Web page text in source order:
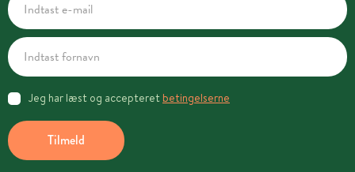
Tilmeld
Jeg har læst og accepteret betingelserne